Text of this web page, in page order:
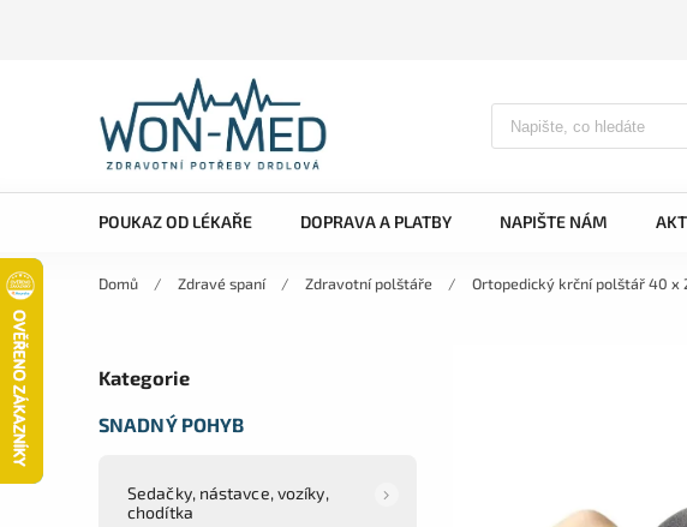
POUKAZ OD LÉKAŘE DOPRAVA A PLATBY NAPIŠTE NÁM
Domů / Zdravé spaní / Zdravotní polštáře / Ortopedický krční polštář 40 x
Kategorie
SNADNÝ POHYB
Sedačky, nástavce, vozíky,
chodítka